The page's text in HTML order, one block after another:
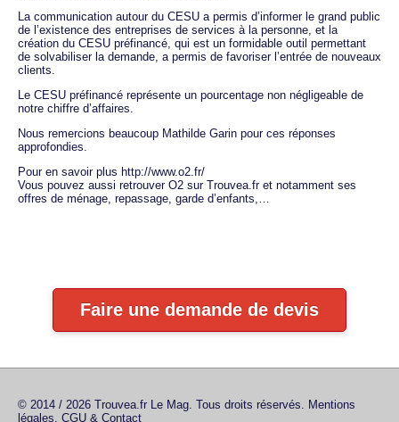
La communication autour du CESU a permis d’informer le grand public
de l’existence des entreprises de services à la personne, et la
création du CESU préfinancé, qui est un formidable outil permettant
de solvabiliser la demande, a permis de favoriser l’entrée de nouveaux
clients.
Le CESU préfinancé représente un pourcentage non négligeable de
notre chiffre d’affaires.
Nous remercions beaucoup Mathilde Garin pour ces réponses
approfondies.
Pour en savoir plus http://www.o2.fr/
Vous pouvez aussi retrouver O2 sur Trouvea.fr et notamment ses
offres de ménage, repassage, garde d’enfants,…
Faire une demande de devis
© 2014 / 2026 Trouvea.fr Le Mag. Tous droits réservés. Mentions
légales, CGU & Contact